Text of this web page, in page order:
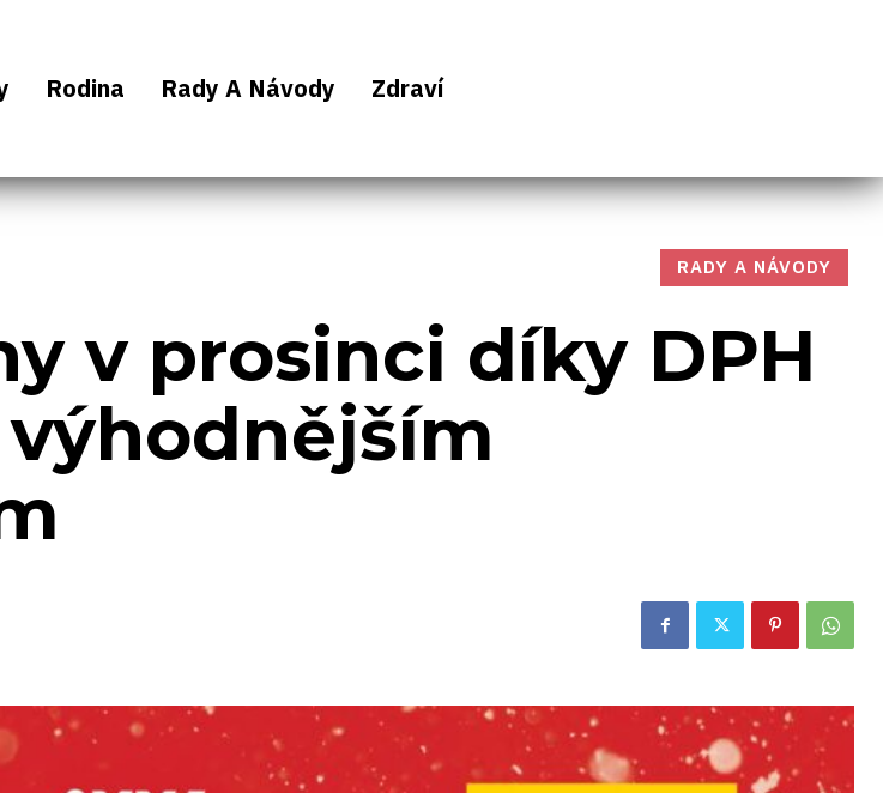
Rodina Rady A Návody Zdraví
RADY A NÁVODY
v prosinci díky DPH